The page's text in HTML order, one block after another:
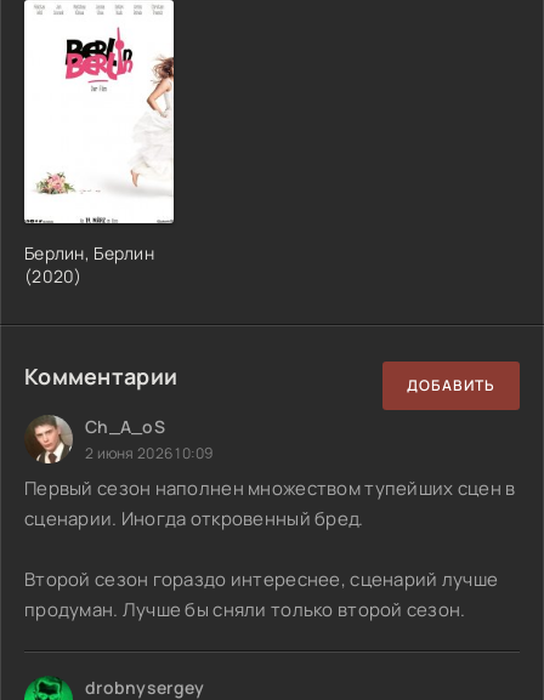
Берлин, Берлин
(2020)
Комментарии ДОБАВИТЬ
Ch_A_oS
2 июня 2026 10:09
Первый сезон наполнен множеством тупейших сцен в
сценарии. Иногда откровенный бред.
Второй сезон гораздо интереснее, сценарий лучше
продуман. Лучше бы сняли только второй сезон.
drobnysergey